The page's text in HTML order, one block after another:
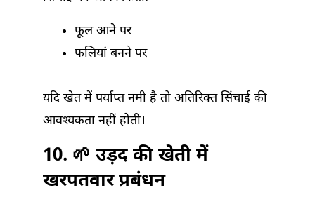
फूल आने पर
फलियां बनने पर
यदि खेत में पर्याप्त नमी है तो अतिरिक्त सिंचाई की
आवश्यकता नहीं होती।
10. 🌱 उड़द की खेती में
खरपतवार प्रबंधन